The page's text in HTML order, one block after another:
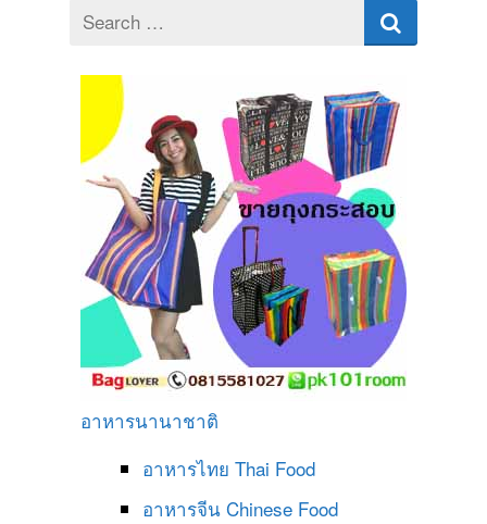
Search
for
อาหารนานาชาติ
อาหารไทย Thai Food
อาหารจีน Chinese Food